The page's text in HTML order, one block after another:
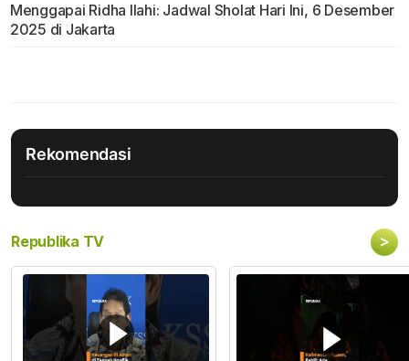
Menggapai Ridha Ilahi: Jadwal Sholat Hari Ini, 6 Desember
2025 di Jakarta
Rekomendasi
Republika TV >